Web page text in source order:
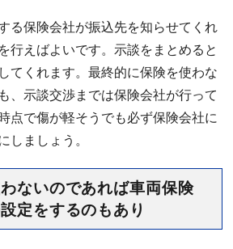
る保険会社が振込先を知らせてくれ
行えばよいです。示談をまとめると
てくれます。最終的に保険を使わな
、示談交渉までは保険会社が行って
点で傷が軽そうでも必ず保険会社に
しましょう。
ないのであれば車両保険
定をするのもあり